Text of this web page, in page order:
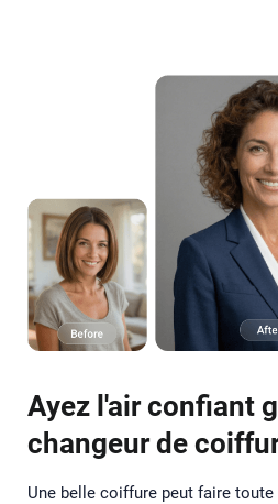
Ayez l'air confiant
changeur de
Une belle coiffure peut faire